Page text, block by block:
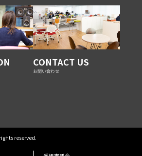
CONTACT US
お問い合わせ
reserved.